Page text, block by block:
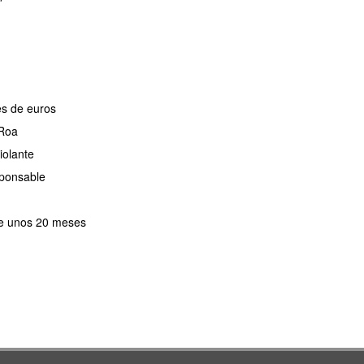
de euros
unos 20 meses